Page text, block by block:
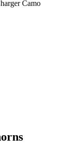
Camo